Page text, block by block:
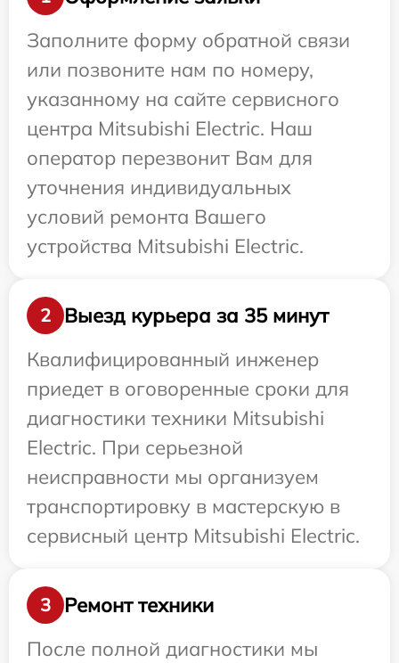
Заполните форму обратной связи
или позвоните нам по номеру,
указанному на сайте сервисного
центра Mitsubishi Electric. Наш
оператор перезвонит Вам для
уточнения индивидуальных
условий ремонта Вашего
устройства Mitsubishi Electric.
2
Выезд курьера за 35 минут
Квалифицированный инженер
приедет в оговоренные сроки для
диагностики техники Mitsubishi
Electric. При серьезной
неисправности мы организуем
транспортировку в мастерскую в
сервисный центр Mitsubishi Electric.
3
Ремонт техники
После полной диагностики мы